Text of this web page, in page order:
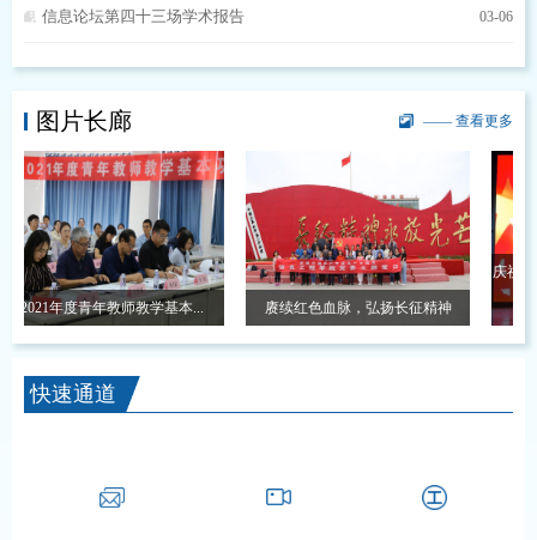
信息论坛第四十三场学术报告 03-06
图片长廊 —— 查看更多
年度青年教师教学基本... 赓续红色血脉，弘扬长征精神
庆祝中国
快速通道